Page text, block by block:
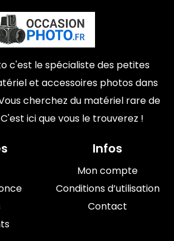
c'est le spécialiste des petites
et accessoires photos dans
cherchez du matériel rare de
ici que vous le trouverez !
Infos
Mon compte
Conditions d’utilisation
Contact